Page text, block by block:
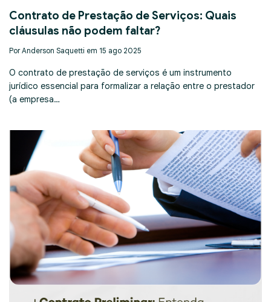
Contrato de Prestação de Serviços: Quais
cláusulas não podem faltar?
Por Anderson Saquetti em 15 ago 2025
O contrato de prestação de serviços é um instrumento
jurídico essencial para formalizar a relação entre o prestador
(a empresa…